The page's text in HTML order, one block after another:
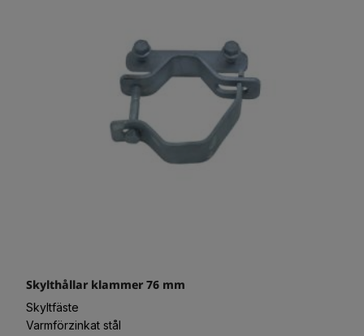
Skylthållar klammer 76 mm
Skyltfäste
Varmförzinkat stål